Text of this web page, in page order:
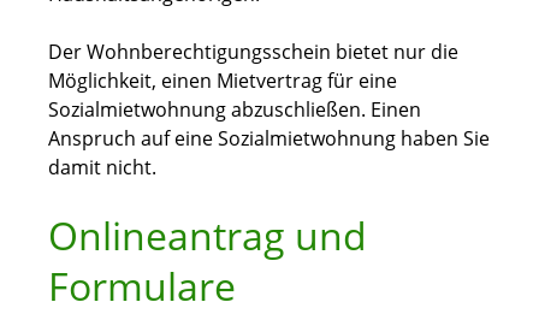
Der Wohnberechtigungsschein bietet nur die
Möglichkeit, einen Mietvertrag für eine
Sozialmietwohnung abzuschließen. Einen
Anspruch auf eine Sozialmietwohnung haben Sie
damit nicht.
Onlineantrag und
Formulare